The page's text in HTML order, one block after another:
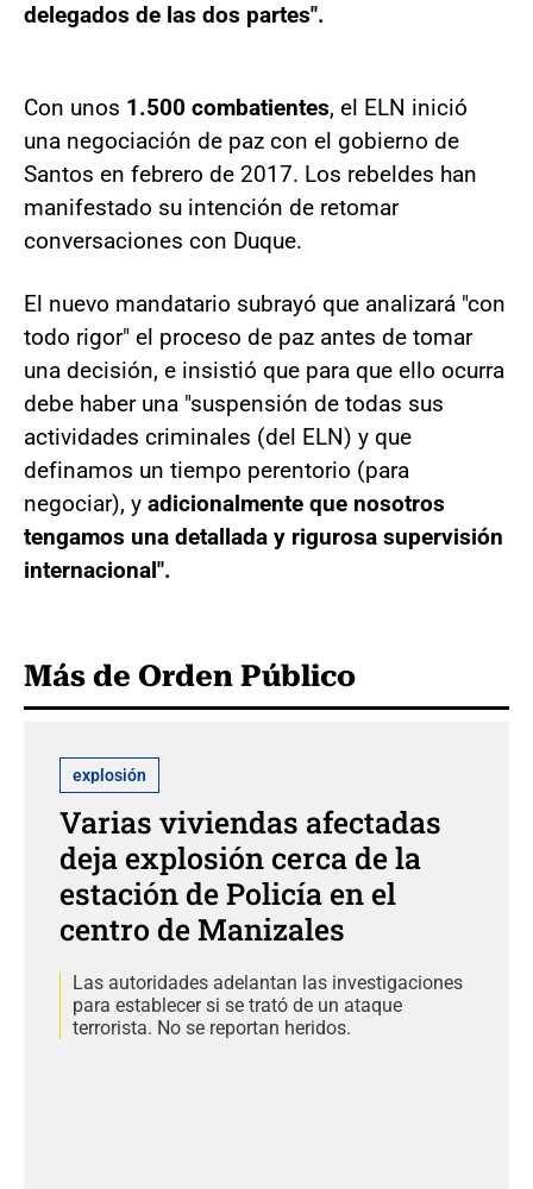
delegados de las dos partes".
Con unos 1.500 combatientes, el ELN inició
una negociación de paz con el gobierno de
Santos en febrero de 2017. Los rebeldes han
manifestado su intención de retomar
conversaciones con Duque.
El nuevo mandatario subrayó que analizará "con
todo rigor" el proceso de paz antes de tomar
una decisión, e insistió que para que ello ocurra
debe haber una "suspensión de todas sus
actividades criminales (del ELN) y que
definamos un tiempo perentorio (para
negociar), y adicionalmente que nosotros
tengamos una detallada y rigurosa supervisión
internacional".
Más de Orden Público
explosión
Varias viviendas afectadas
deja explosión cerca de la
estación de Policía en el
centro de Manizales
Las autoridades adelantan las investigaciones
para establecer si se trató de un ataque
terrorista. No se reportan heridos.